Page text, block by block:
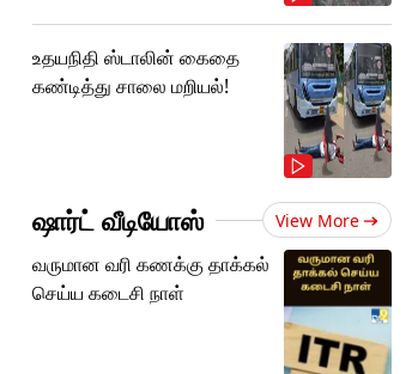
உதயநிதி ஸ்டாலின் கைதை
கண்டித்து சாலை மறியல்!
ஷார்ட் வீடியோஸ் View More
வருமான வரி கணக்கு தாக்கல்
செய்ய கடைசி நாள்